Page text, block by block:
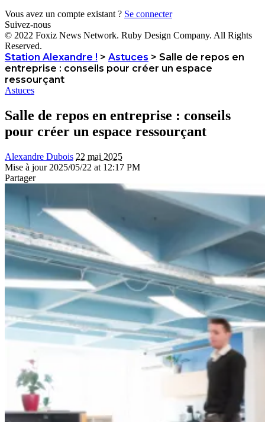
Vous avez un compte existant ? Se connecter
Suivez-nous
© 2022 Foxiz News Network. Ruby Design Company. All Rights
Reserved.
Station Alexandre ! > Astuces > Salle de repos en
entreprise : conseils pour créer un espace
ressourçant
Astuces
Salle de repos en entreprise : conseils
pour créer un espace ressourçant
Alexandre Dubois 22 mai 2025
Mise à jour 2025/05/22 at 12:17 PM
Partager